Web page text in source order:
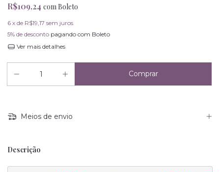
R$109,24 comBoleto
6 x de R$19,17 sem juros
5% de desconto pagando com Boleto
Ver mais detalhes
Meios de envio
Descrição